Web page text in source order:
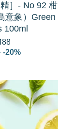
］- No 92 柑
意象）Green
100ml
-20%